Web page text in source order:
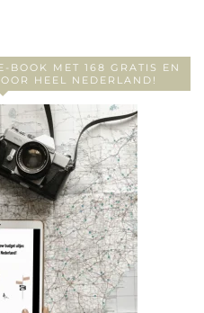
BOOK MET 168 GRATIS EN
HEEL NEDERLAND!